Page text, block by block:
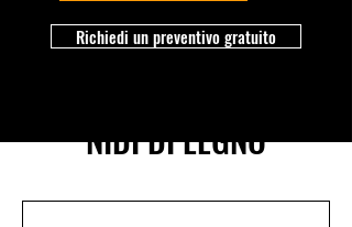
Richiedi un preventivo gratuito
NIDI DI LEGNO